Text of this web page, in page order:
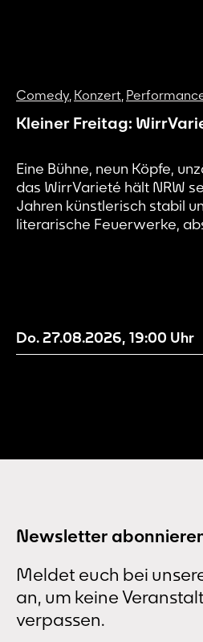
Comedy, Konzert
Kleiner Freitag:
Eine Bühne, neun Köpfe,
das WirrVarieté hält NRW
Jahren künstlerisch stabil
literarische Feuerwerke,
Lesebühne – ein
Do. 27.08.2026, 19:00 Uhr
Newsletter
Meldet euch bei
an, um keine
verpassen.